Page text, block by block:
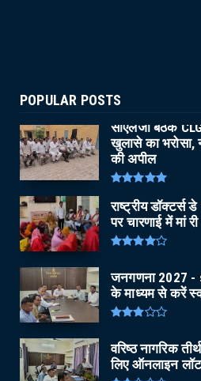
POPULAR POSTS
सीएलजी बैठक
खुलासे का
की अपील
राष्ट्रीय
पर चारणाई में मां
जनगणना 2027 -
के माध्यम से करें
वरिष्ठ नागरिक
लिए ऑनलाइन